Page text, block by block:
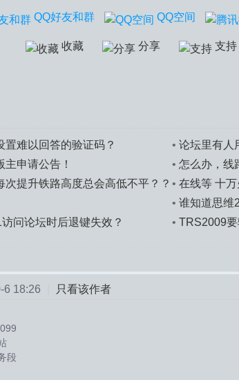
QQ好友和群 QQ空间
收藏 分享 支持
置难以回答的验证码？ • 论坛里有人
主申请公告！ • 怎么办，线
次提升铁路高度总会高低不平？？ • 在线等 十
• 谁知道思维
问论坛时后退键失效？ • TRS2009
6 18:26 只看该作者
段